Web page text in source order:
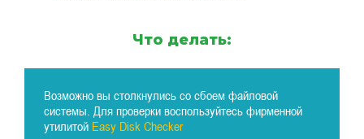
Что делать:
Возможно вы столкнулись со сбоем файловой
системы. Для проверки воспользуйтесь фирменной
утилитой Easy Disk Checker